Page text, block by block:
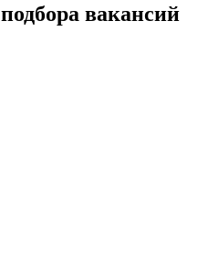
вакансий